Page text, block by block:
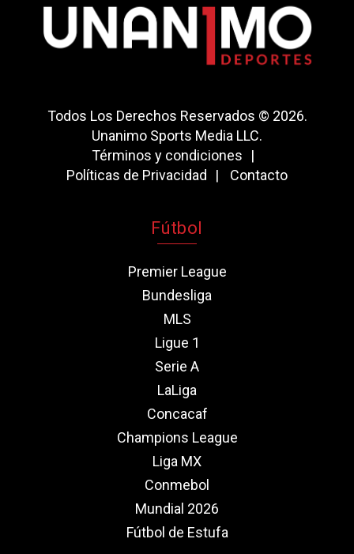
Todos Los Derechos Reservados © 2026.
Unanimo Sports Media LLC.
Términos y condiciones
Políticas de Privacidad
Contacto
Fútbol
Premier League
Bundesliga
MLS
Ligue 1
Serie A
LaLiga
Concacaf
Champions League
Liga MX
Conmebol
Mundial 2026
Fútbol de Estufa